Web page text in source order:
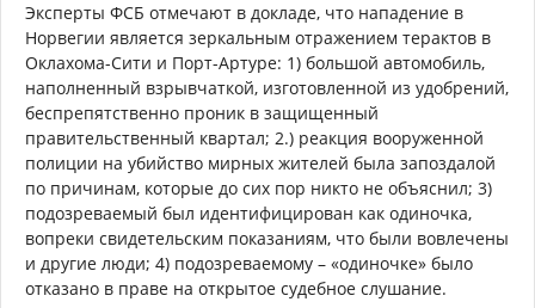
Эксперты ФСБ отмечают в докладе, что нападение в
Норвегии является зеркальным отражением терактов в
Оклахома-Сити и Порт-Артуре: 1) большой автомобиль,
наполненный взрывчаткой, изготовленной из удобрений,
беспрепятственно проник в защищенный
правительственный квартал; 2.) реакция вооруженной
полиции на убийство мирных жителей была запоздалой
по причинам, которые до сих пор никто не объяснил; 3)
подозреваемый был идентифицирован как одиночка,
вопреки свидетельским показаниям, что были вовлечены
и другие люди; 4) подозреваемому – «одиночке» было
отказано в праве на открытое судебное слушание.